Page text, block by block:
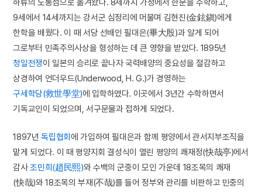
하류의 도롱섬으로 옮겨왔다. 8세까지 가정에서 한문을 수학하고,
9세에서 14세까지는 강서군 심정리에 머물며 김현진(金鉉鎭)에게
한학을 배웠다. 이 때 서당 선배인 필대은(畢大殷)과 알게 되어
그로부터 민족주의사상을 형성하는 데 큰 영향을 받았다. 1895년
청일전쟁이 일본의 승리로 끝나자 국력배양의 중요성을 절감하고
상경하여 언더우드(Underwood, H. G.)가 경영하는
구세학당(救世學堂)에 입학하였다. 이곳에서 3년간 수학하면서
기독교인이 되었으며, 서구문물과 접하게 되었다.
1897년독립협회에 가입하여 필대은과 함께 평양에서 관서지부조직을
맡게 되었다. 이 때 평양지회 결성식이 열린 평양의 쾌재정(快哉亭)에서
감사 조민희(趙民熙)와 수백의 군중이 모인 가운데 18조목의 쾌재
(快哉)와 18조목의 부재(不哉)를 들어 정부와 관리를 비판하고 민중의